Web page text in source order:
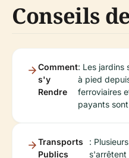
Conseils
Comment
s'y
Rendre
: Les jardins
à pied
ferroviaires
payants
Transports
Publics
:
s'arrêtent